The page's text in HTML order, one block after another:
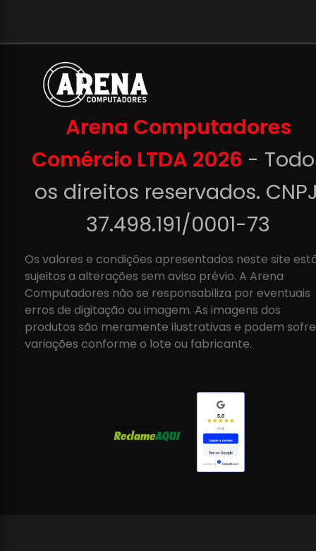
Arena Computadores
Comércio LTDA 2026 -
os direitos reservados.
37.498.191/0001-73
Os valores e condições apresentados neste site
sujeitos a alterações sem aviso prévio. A Arena
Computadores não se responsabiliza por eventuais
erros de digitação ou imagem. As imagens dos
produtos são meramente ilustrativas e podem
variações conforme o lote ou fabricante.